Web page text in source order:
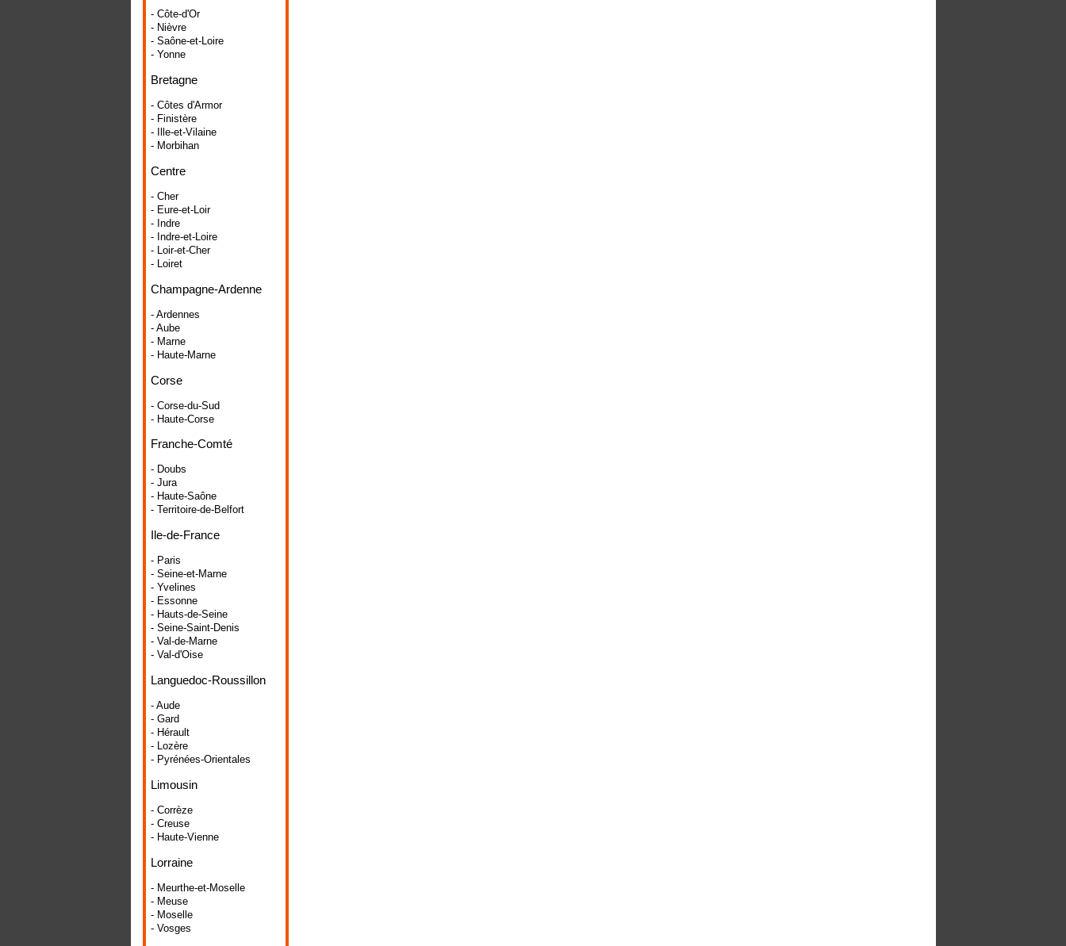
- Côte-d'Or
- Nièvre
- Saône-et-Loire
- Yonne
Bretagne
- Côtes d'Armor
- Finistère
- Ille-et-Vilaine
- Morbihan
Centre
- Cher
- Eure-et-Loir
- Indre
- Indre-et-Loire
- Loir-et-Cher
- Loiret
Champagne-Ardenne
- Ardennes
- Aube
- Marne
- Haute-Marne
Corse
- Corse-du-Sud
- Haute-Corse
Franche-Comté
- Doubs
- Jura
- Haute-Saône
- Territoire-de-Belfort
Ile-de-France
- Paris
- Seine-et-Marne
- Yvelines
- Essonne
- Hauts-de-Seine
- Seine-Saint-Denis
- Val-de-Marne
- Val-d'Oise
Languedoc-Roussillon
- Aude
- Gard
- Hérault
- Lozère
- Pyrénées-Orientales
Limousin
- Corrèze
- Creuse
- Haute-Vienne
Lorraine
- Meurthe-et-Moselle
- Meuse
- Moselle
- Vosges